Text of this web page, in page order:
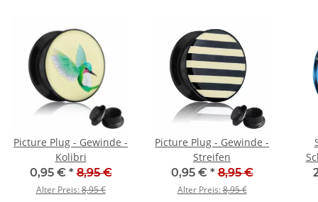
Picture Plug - Gewinde -
Kolibri
0,95 € * 8,95 €
Alter Preis:8,95 €
Picture Plug - Gewinde -
Streifen
0,95 € * 8,95 €
Alter Preis:8,95 €